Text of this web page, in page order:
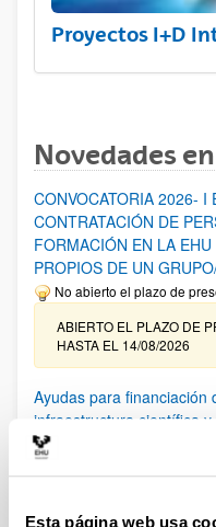
Esta página web usa
Proyectos I+D
Novedades
CONVOCATORIA 2026- I
CONTRATACIÓN DE
FORMACIÓN EN LA
PROPIOS DE UN
No abierto el plazo de
ABIERTO EL PLAZO DE
HASTA EL 14/08/2026
Ayudas para financiación
infraestructura científica
UPV/EHU 2026
solicitudes admitidas y